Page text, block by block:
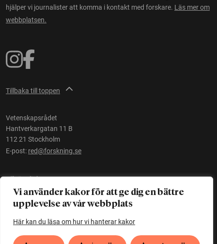
Vi använder kakor för att ge dig en bättre
upplevelse av vår webbplats
Här kan du läsa om hur vi hanterar kakor
hjälper vi journalister att komma i kontakt med forskare. Läs mer om
webbplatsen.
Tillbaka till toppen
Vetenskapsrådet
Hantverkargatan 11 B
112 21 Stockholm
E-post: red@forskning.se
Tillgänglighet
Ett initiativ avVetenskapsrådet